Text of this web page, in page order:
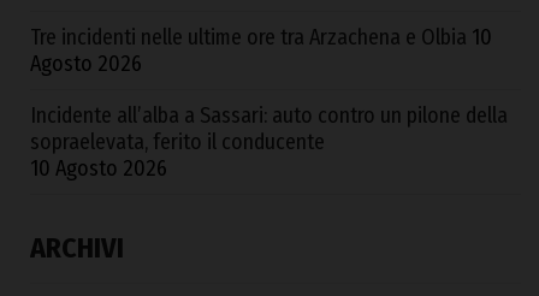
Tre incidenti nelle ultime ore tra Arzachena e Olbia 10
Agosto 2026
Incidente all’alba a Sassari: auto contro un pilone della
sopraelevata, ferito il conducente
10 Agosto 2026
ARCHIVI